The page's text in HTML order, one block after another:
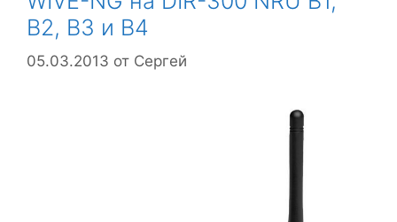
B2, B3 и B4
05.03.2013 от Сергей